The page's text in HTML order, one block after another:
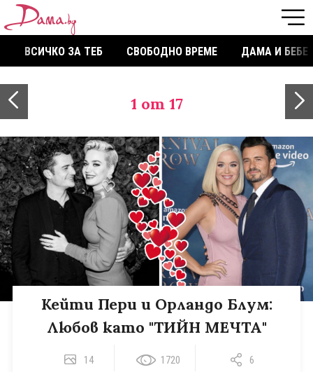
ВСИЧКО ЗА ТЕБ СВОБОДНО ВРЕМЕ ДАМА И БЕБЕ
1 от 17
Кейти Пери и Орландо Блум:
Любов като "ТИЙН МЕЧТА"
14 1720 6